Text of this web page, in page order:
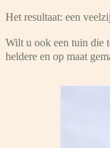
Het resultaat: een
Wilt u ook een tuin die
heldere en op maat